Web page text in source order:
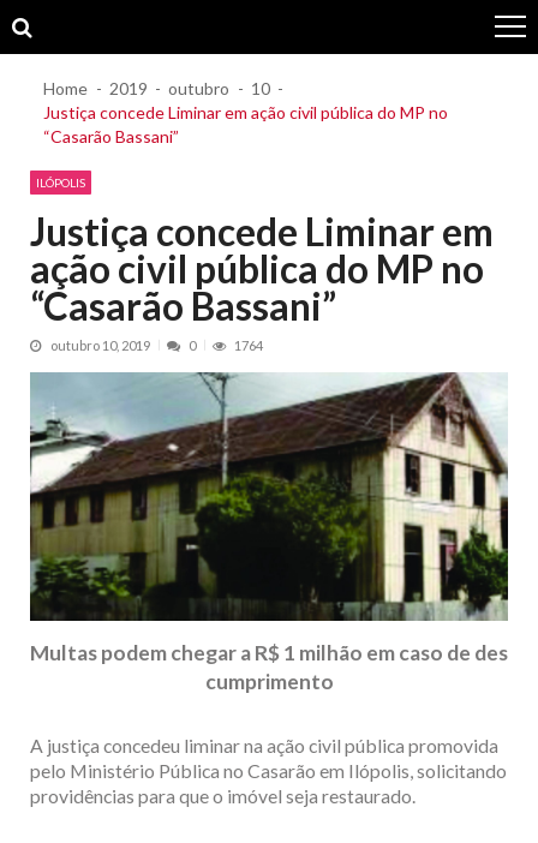
to
to
Home 2019 outubro
10
Justiça concede Liminar em ação civil pública do MP no
“Casarão Bassani”
ILÓPOLIS
Justiça concede Liminar em
ação civil pública do MP no
“Casarão Bassani”
outubro 10, 2019 0 1764
Multas podem chegar a R$ 1 milhão em caso de des
cumprimento
A justiça concedeu liminar na ação civil pública promovida
pelo Ministério Pública no Casarão em Ilópolis, solicitando
providências para que o imóvel seja restaurado.